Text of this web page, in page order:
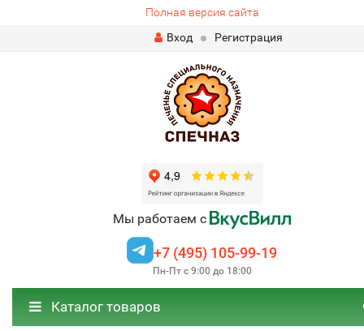
Полная версия сайта
Вход
Регистрация
Мы работаем с
+7 (495) 105-99-19
Пн-Пт с 9:00 до 18:00
Каталог товаров